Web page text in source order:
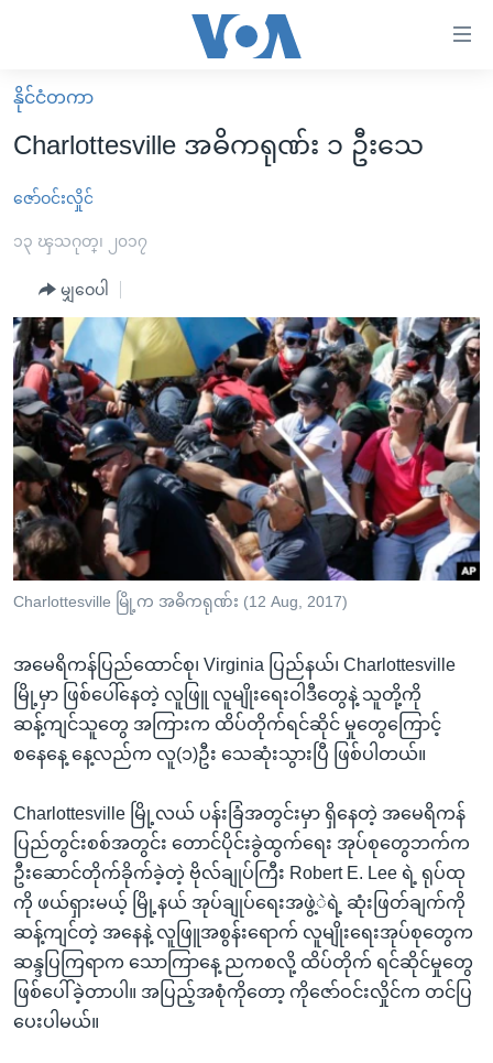
လွယ်ကူ
စေ
များ
အကြောင်းအရာ
သို့
ကျော်
ကြည့်
ရန်
ပင်မ
ညွန်း
စာမျက်နှာ
ရန်
ရှာဖွေ
ကျော်
ရန်
မူလစာမျက်နှာ
မြန်မာ
ကမ္ဘာ့သတင်းများ
နိုင်ငံတကာ
တရုတ်
အစ္စရေး-ပါလက်စတိုင်း
ဗွီဒီယို
ရပ်ဝန်းတခု လမ်းတခု အလွန်
အင်္ဂလိပ်စာလေ့လာမယ်
အမေရိကန်သုံးအီဒီယံ
မကြေးမုံရဲ့ အင်္ဂလိပ်စာ
ရုပ်ရှင်ထဲက အင်္ဂလိပ်စာ
သုတပဒေသာ အင်္ဂလိပ်စာ
အပတ်စဉ်ကဏ္ဍများ
ရေဒီယို
တီဗွီ
ရေဒီယိုနှင့်ရုပ်သံ အချက်အလက်များ
ရေဒီယို/တီဗွီအစီအစဉ်
Learning English
ဗွီအိုအေ လူမှုကွန်ယက်များ
ဘာသာစကားများ
နိုင်ငံတကာ
Charlottesville အဓိကရုဏ်း ၁ ဦးသေ
ဇော်ဝင်းလှိုင်
၁၃ ၾသဂုတ္၊ ၂၀၁၇
မျှဝေပါ
Charlottesville မြို့က အဓိကရုဏ်း (12 Aug, 2017)
အမေရိကန်ပြည်ထောင်စု၊ Virginia ပြည်နယ်၊ Charlottesville
မြို့မှာ ဖြစ်ပေါ်နေတဲ့ လူဖြူ လူမျိုးရေးဝါဒီတွေနဲ့ သူတို့ကို
ဆန့်ကျင်သူတွေ အကြားက ထိပ်တိုက်ရင်ဆိုင် မှုတွေကြောင့်
စနေနေ့ နေ့လည်က လူ(၁)ဦး သေဆုံးသွားပြီ ဖြစ်ပါတယ်။
Charlottesville မြို့လယ် ပန်းခြံအတွင်းမှာ ရှိနေတဲ့ အမေရိကန်
ပြည်တွင်းစစ်အတွင်း တောင်ပိုင်းခွဲထွက်ရေး အုပ်စုတွေဘက်က
ဦးဆောင်တိုက်ခိုက်ခဲ့တဲ့ ဗိုလ်ချုပ်ကြီး Robert E. Lee ရဲ့ ရုပ်ထု
ကို ဖယ်ရှားမယ့် မြို့နယ် အုပ်ချုပ်ရေးအဖွဲ့ဲရဲ့ ဆုံးဖြတ်ချက်ကို
ဆန့်ကျင်တဲ့ အနေနဲ့ လူဖြူအစွန်းရောက် လူမျိုးရေးအုပ်စုတွေက
ဆန္ဒပြကြရာက သောကြာနေ့ ညကစလို့ ထိပ်တိုက် ရင်ဆိုင်မှုတွေ
ဖြစ်ပေါ်ခဲ့တာပါ။ အပြည့်အစုံကိုတော့ ကိုဇော်ဝင်းလှိုင်က တင်ပြ
ပေးပါမယ်။